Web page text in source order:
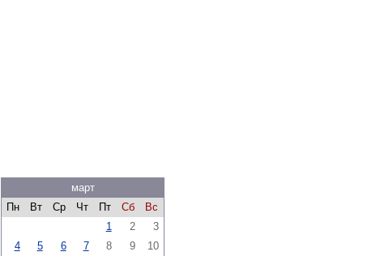
март
Пн
Вт Ср Чт Пт Сб
Вс
1
2
3
4
5 6 7 8 9
10